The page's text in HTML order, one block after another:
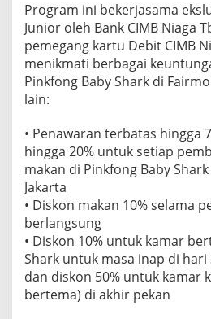
Program ini bekerjasama
Junior oleh Bank CIMB Niaga
pemegang kartu Debit CIMB
menikmati berbagai
Pinkfong Baby Shark di
lain:
• Penawaran terbatas hingga
hingga 20% untuk setiap
makan di Pinkfong Baby
Jakarta
• Diskon makan 10% selama
berlangsung
• Diskon 10% untuk kamar
Shark untuk masa inap di hari
dan diskon 50% untuk kamar
bertema) di akhir pekan